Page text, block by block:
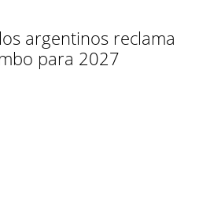
argentinos reclama
para 2027